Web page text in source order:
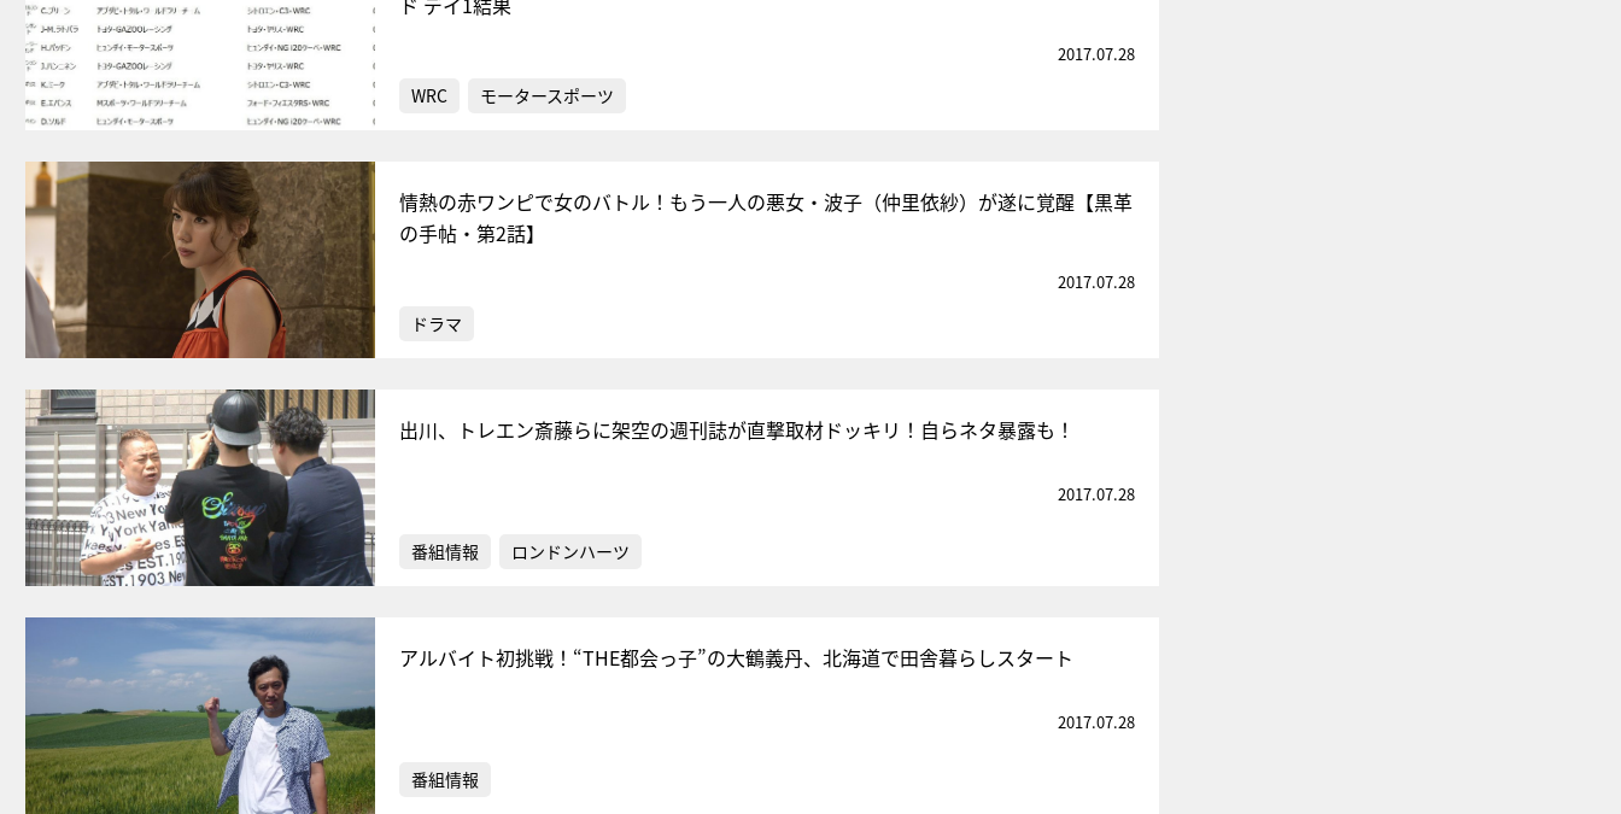
2017.07.28
WRC モータースポーツ
情熱の赤ワンピで女のバトル！もう一人の悪女・波子（仲里依紗）が遂に覚醒【黒革
の手帖・第2話】
2017.07.28
ドラマ
出川、トレエン斎藤らに架空の週刊誌が直撃取材ドッキリ！自らネタ暴露も！
2017.07.28
番組情報 ロンドンハーツ
アルバイト初挑戦！“THE都会っ子”の大鶴義丹、北海道で田舎暮らしスタート
2017.07.28
番組情報